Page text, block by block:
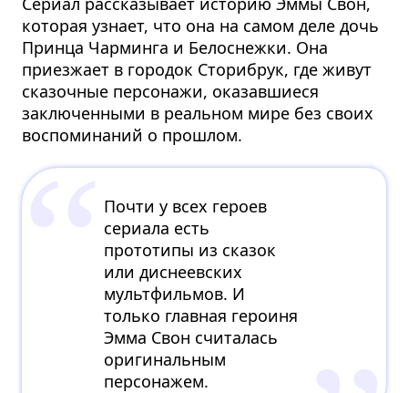
которая узнает, что она на самом деле дочь
Принца Чарминга и Белоснежки. Она
приезжает в городок Сторибрук, где живут
сказочные персонажи, оказавшиеся
заключенными в реальном мире без своих
воспоминаний о прошлом.
Почти у всех героев
сериала есть
прототипы из сказок
или диснеевских
мультфильмов. И
только главная героиня
Эмма Свон считалась
оригинальным
персонажем.